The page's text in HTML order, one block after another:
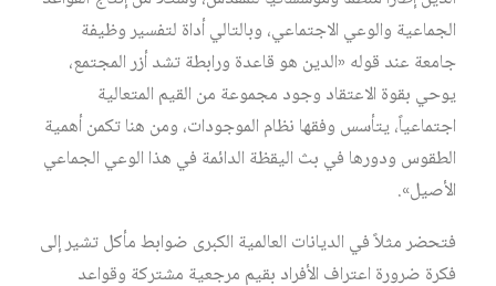
الجماعية والوعي الاجتماعي، وبالتالي أداة لتفسير وظيفة
جامعة عند قوله «الدين هو قاعدة ورابطة تشد أزر المجتمع،
يوحي بقوة الاعتقاد وجود مجموعة من القيم المتعالية
اجتماعياً، يتأسس وفقها نظام الموجودات، ومن هنا تكمن أهمية
الطقوس ودورها في بث اليقظة الدائمة في هذا الوعي الجماعي
الأصيل».
فتحضر مثلاً في الديانات العالمية الكبرى ضوابط مأكل تشير إلى
فكرة ضرورة اعتراف الأفراد بقيم مرجعية مشتركة وقواعد